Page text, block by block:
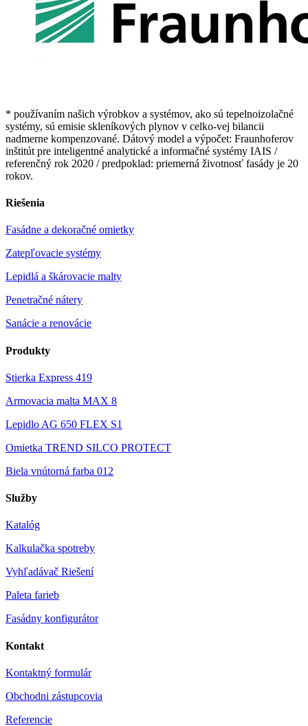
* používaním našich výrobkov a systémov, ako sú tepelnoizolačné
systémy, sú emisie skleníkových plynov v celko-vej bilancii
nadmerne kompenzované. Dátový model a výpočet: Fraunhoferov
inštitút pre inteligentné analytické a informačné systémy IAIS /
referenčný rok 2020 / predpoklad: priemerná životnosť fasády je 20
rokov.
Riešenia
Fasádne a dekoračné omietky
Zatepľovacie systémy
Lepidlá a škárovacie malty
Penetračné nátery
Sanácie a renovácie
Produkty
Stierka Express 419
Armovacia malta MAX 8
Lepidlo AG 650 FLEX S1
Omietka TREND SILCO PROTECT
Biela vnútorná farba 012
Služby
Katalóg
Kalkulačka spotreby
Vyhľadávač Riešení
Paleta farieb
Fasádny konfigurátor
Kontakt
Kontaktný formulár
Obchodni zástupcovia
Referencie